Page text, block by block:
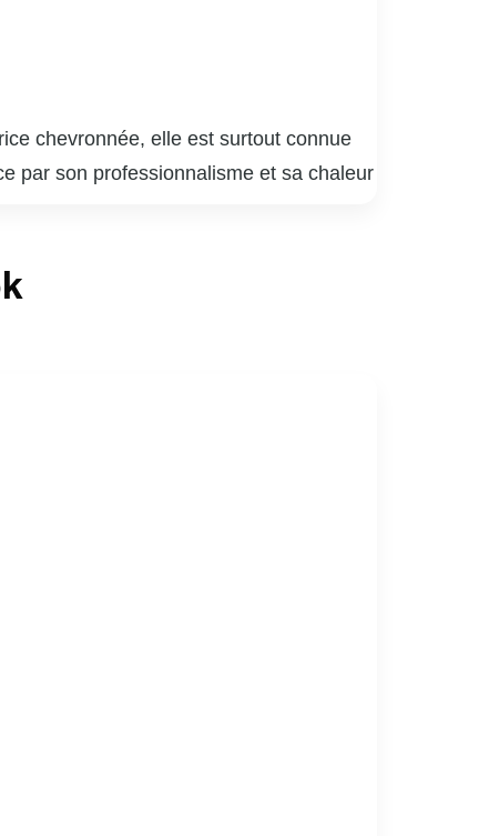
chevronnée, elle est surtout connue
par son professionnalisme et sa chaleur
causes sociales, notamment celles
et ses engagements personnels fait